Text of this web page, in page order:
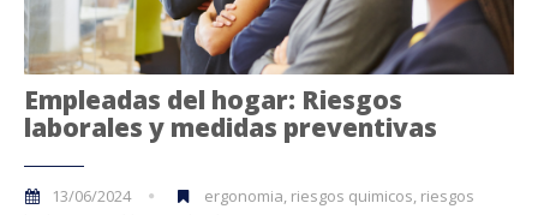
Empleadas del hogar: Riesgos
laborales y medidas preventivas
13/06/2024
ergonomia, riesgos quimicos, riesgos